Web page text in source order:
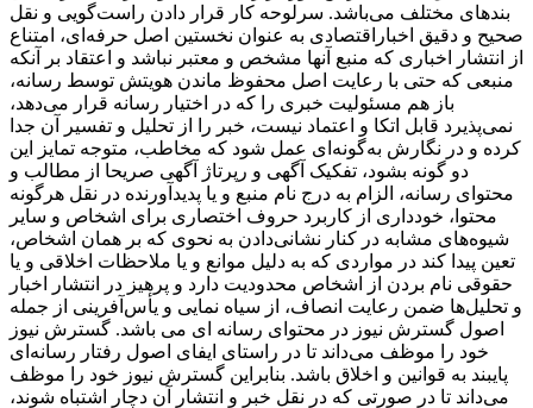
بندهای مختلف می‌باشد. سرلوحه کار قرار دادن راست‌گویی و نقل
صحیح و دقیق اخباراقتصادی به ‌عنوان نخستین اصل حرفه‌ای، امتناع
از انتشار اخباری که منبع آنها مشخص و معتبر نباشد و اعتقاد بر آنکه
منبعی که حتی با رعایت اصل محفوظ ماندن هویتش توسط رسانه،
باز هم مسئولیت خبری را که در اختیار رسانه قرار می‌دهد،
نمی‌پذیرد قابل اتکا و اعتماد نیست، خبر را از تحلیل و تفسیر آن جدا
کرده و در نگارش به‌گونه‌ای عمل شود که مخاطب، متوجه تمایز این
دو گونه بشود، تفکیک آگهی و رپرتاژ آگهی صریحا از مطالب و
محتوای رسانه، الزام به درج نام منبع و یا پدیدآورنده در نقل هرگونه
محتوا، خودداری از کاربرد حروف اختصاری برای اشخاص و سایر
شیوه‌های مشابه در کنار نشانی‌دادن به نحوی که بر همان اشخاص،
تعین پیدا کند در مواردی که به دلیل موانع و یا ملاحظات اخلاقی و یا
حقوقی نام بردن از اشخاص محدودیت دارد و پرهیز در انتشار اخبار
و تحلیل‌ها ضمن رعایت انصاف، از سیاه ‌نمایی و یأس‌آفرینی از جمله
اصول گسترش نیوز در محتوای رسانه ای می باشد. گسترش نیوز
خود را موظف می‌داند تا در راستای ایفای اصول رفتار رسانه‌ای
پایبند به قوانین و اخلاق باشد. بنابراین گسترش نیوز خود را موظف
می‌داند تا در صورتی که در نقل خبر و انتشار آن دچار اشتباه شوند،